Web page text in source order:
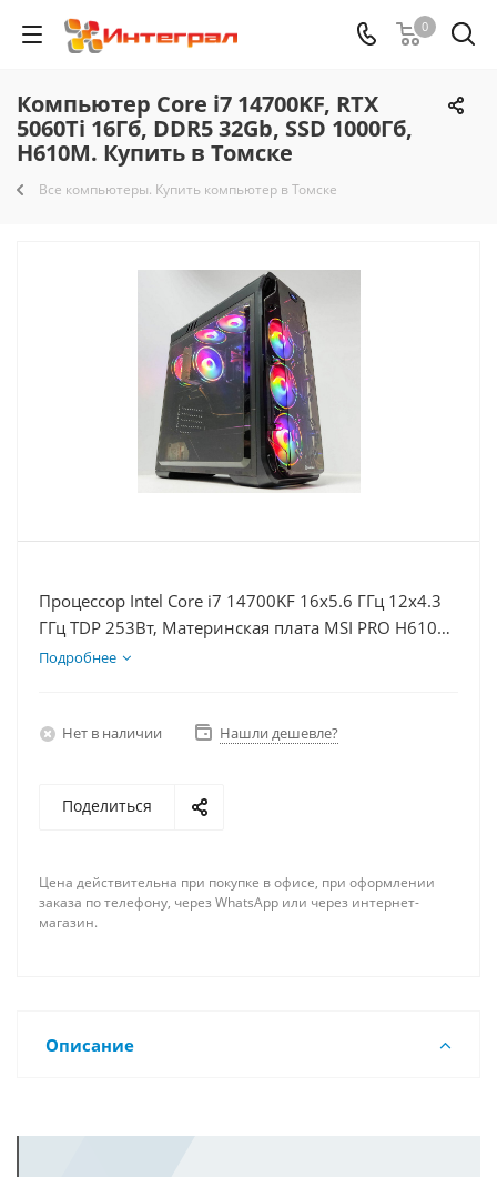
0
Компьютер Core i7 14700KF, RTX
5060Ti 16Гб, DDR5 32Gb, SSD 1000Гб,
H610M. Купить в Томске
Все компьютеры. Купить компьютер в Томске
Процессор Intel Core i7 14700KF 16x5.6 ГГц 12x4.3
ГГц TDP 253Вт, Материнская плата MSI PRO H610M-
E D5, Видеокарта RTX 5060Ti 16Гб, Память
Подробнее
Нет в наличии Нашли дешевле?
Поделиться
Цена действительна при покупке в офисе, при оформлении
заказа по телефону, через WhatsApp или через интернет-
магазин.
Описание